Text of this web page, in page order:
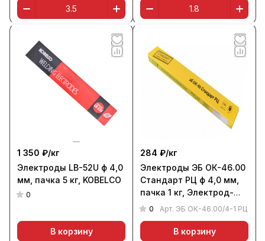
1 350 ₽/кг
Электроды LB-52U ф 4,0
мм, пачка 5 кг, KOBELCO
0
В корзину
284 ₽/кг
Электроды ЭБ ОК-46.00
Стандарт РЦ ф 4,0 мм,
пачка 1 кг, Электрод-
Бор
0 Арт. ЭБ ОК-46.00/4-1 РЦ
В корзину